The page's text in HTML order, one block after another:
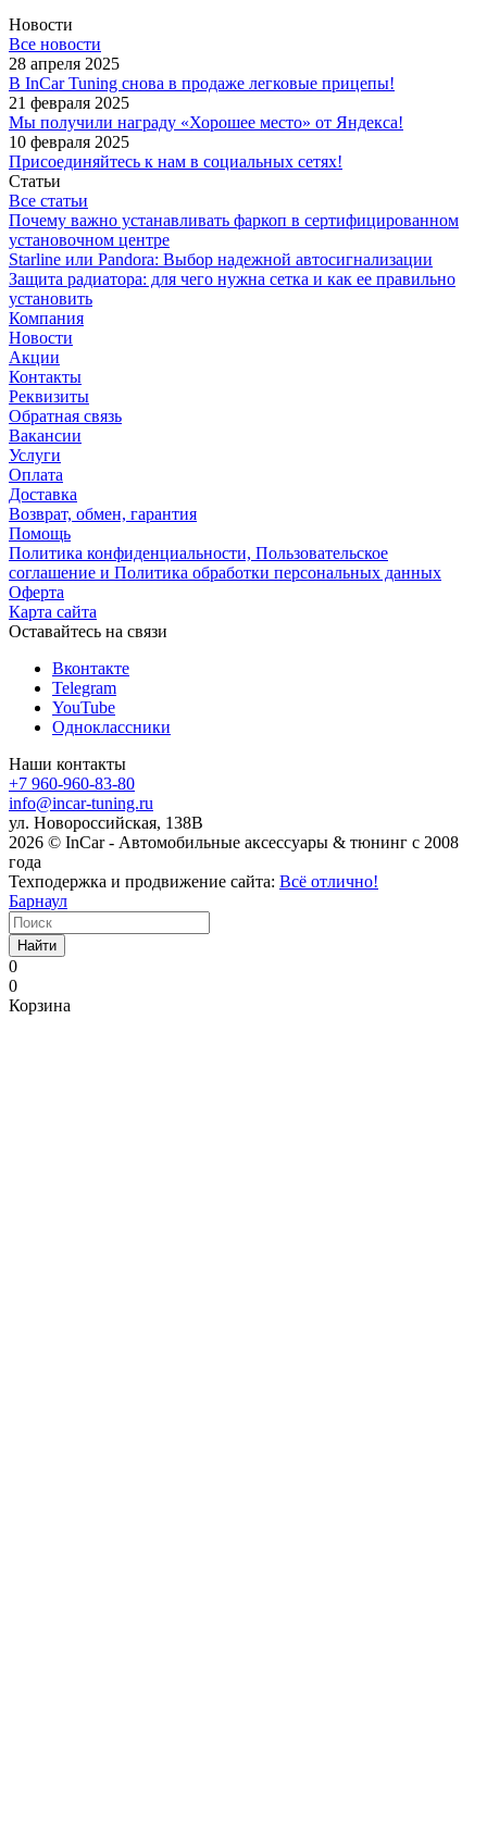
Новости
Все новости
28 апреля 2025
В InCar Tuning снова в продаже легковые прицепы!
21 февраля 2025
Мы получили награду «Хорошее место» от Яндекса!
10 февраля 2025
Присоединяйтесь к нам в социальных сетях!
Статьи
Все статьи
Почему важно устанавливать фаркоп в сертифицированном
установочном центре
Starline или Pandora: Выбор надежной автосигнализации
Защита радиатора: для чего нужна сетка и как ее правильно
установить
Компания
Новости
Акции
Контакты
Реквизиты
Обратная связь
Вакансии
Услуги
Оплата
Доставка
Возврат, обмен, гарантия
Помощь
Политика конфиденциальности, Пользовательское
соглашение и Политика обработки персональных данных
Оферта
Карта сайта
Оставайтесь на связи
Вконтакте
Telegram
YouTube
Одноклассники
Наши контакты
+7 960-960-83-80
info@incar-tuning.ru
ул. Новороссийская, 138В
2026 © InCar - Автомобильные аксессуары & тюнинг с 2008
года
Техподержка и продвижение сайта: Всё отлично!
Барнаул
Найти
0
0
Корзина